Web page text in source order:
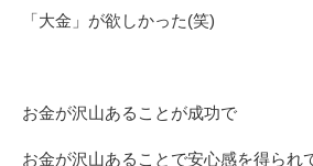
「大金」が欲しかった(笑)
お金が沢山あることが成功で
お金が沢山あることで安心感を得られ